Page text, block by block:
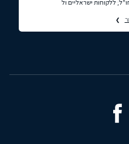
ללקוחות ישראליים ול